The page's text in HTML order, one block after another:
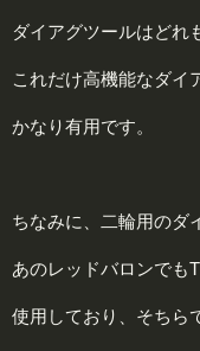
ダイアグツールはどれ
これだけ高機能なダイ
かなり有用です。
ちなみに、二輪用のダ
あのレッドバロンでも
使用しており、そちら